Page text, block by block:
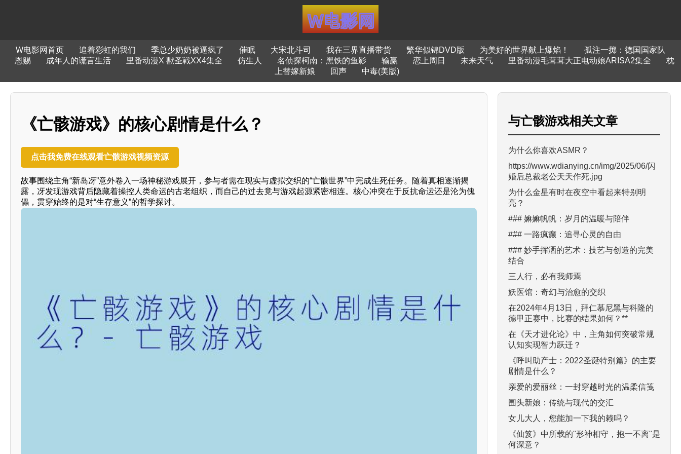
W电影网首页 追着彩虹的我们 季总少奶奶被逼疯了 催眠 大宋北斗司 我在三界直播带货 繁华似锦DVD版 为美好的世界献上爆焰！
孤注一掷：德国国家队
恩赐
成年人的谎言生活 里番动漫X 獣圣戦XX4集全 仿生人 名侦探柯南：黑铁的鱼影 输赢 恋上周日 未来天气 里番动漫毛茸茸大正电动娘ARISA2集全
枕
上替嫁新娘
回声 中毒(美版)
《亡骸游戏》的核心剧情是什么？
点击我免费在线观看亡骸游戏视频资源
故事围绕主角“新岛冴”意外卷入一场神秘游戏展开，参与者需在现实与虚拟交织的“亡骸世界”中完成生死任务。随着真相逐渐揭
露，冴发现游戏背后隐藏着操控人类命运的古老组织，而自己的过去竟与游戏起源紧密相连。核心冲突在于反抗命运还是沦为傀
儡，贯穿始终的是对“生存意义”的哲学探讨。
与亡骸游戏相关文章
为什么你喜欢ASMR？
https://www.wdianying.cn/img/2025/06/闪
婚后总裁老公天天作死.jpg
为什么金星有时在夜空中看起来特别明
亮？
### 嫲嫲帆帆：岁月的温暖与陪伴
### 一路疯癫：追寻心灵的自由
### 妙手挥洒的艺术：技艺与创造的完美
结合
三人行，必有我师焉
妖医馆：奇幻与治愈的交织
在2024年4月13日，拜仁慕尼黑与科隆的
德甲正赛中，比赛的结果如何？**
在《天才进化论》中，主角如何突破常规
认知实现智力跃迁？
《呼叫助产士：2022圣诞特别篇》的主要
剧情是什么？
亲爱的爱丽丝：一封穿越时光的温柔信笺
围头新娘：传统与现代的交汇
女儿大人，您能加一下我的赖吗？
《仙笈》中所载的"形神相守，抱一不离"是
何深意？